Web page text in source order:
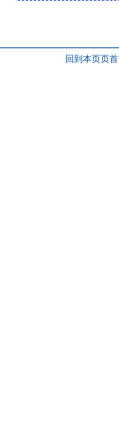
回到本页页首